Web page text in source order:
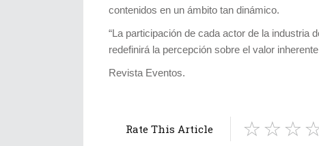
contenidos en un ámbito tan dinámico.
“La participación de cada actor de la industria
redefinirá la percepción sobre el valor
Revista Eventos.
Rate This Article